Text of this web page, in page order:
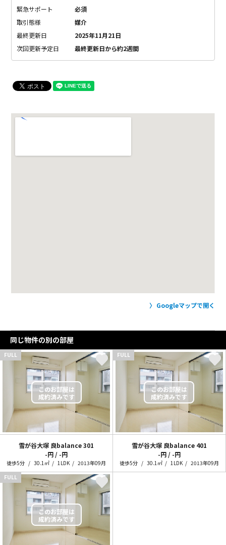
緊急サポート
必須
取引態様
媒介
最終更新日
2025年11月21日
次回更新予定日
最終更新日から約2週間
Googleマップで開く
同じ物件の別の部屋
FULL
雪が谷大塚 良balance301
-円 / -円
徒歩5分 30.1㎡ 1LDK 2013年09月
FULL
雪が谷大塚 良balance 401
-円 / -円
徒歩5分 30.1㎡ 1LDK
2013年09月
FULL